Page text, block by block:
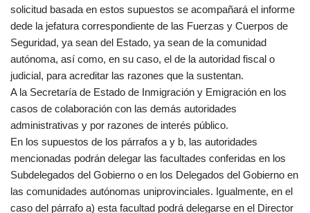
solicitud basada en estos supuestos se acompañará el informe
dede la jefatura correspondiente de las Fuerzas y Cuerpos de
Seguridad, ya sean del Estado, ya sean de la comunidad
autónoma, así como, en su caso, el de la autoridad fiscal o
judicial, para acreditar las razones que la sustentan.
A la Secretaría de Estado de Inmigración y Emigración en los
casos de colaboración con las demás autoridades
administrativas y por razones de interés público.
En los supuestos de los párrafos a y b, las autoridades
mencionadas podrán delegar las facultades conferidas en los
Subdelegados del Gobierno o en los Delegados del Gobierno en
las comunidades autónomas uniprovinciales. Igualmente, en el
caso del párrafo a) esta facultad podrá delegarse en el Director